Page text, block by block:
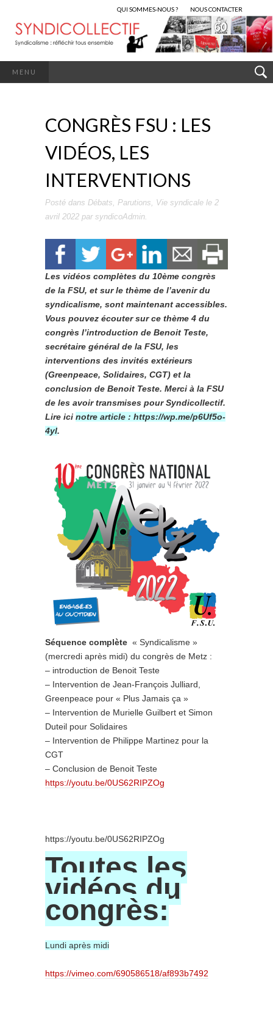
QUI SOMMES-NOUS ? NOUS CONTACTER
MENU
CONGRÈS FSU : LES
VIDÉOS, LES
INTERVENTIONS
Posté dans Débats, Parutions, Vie syndicale le 2
avril 2022 par syndicoAdmin.
Les vidéos complètes du 10ème congrès
de la FSU, et sur le thème de l’avenir du
syndicalisme, sont maintenant accessibles.
Vous pouvez écouter sur ce thème 4 du
congrès l’introduction de Benoit Teste,
secrétaire général de la FSU, les
interventions des invités extérieurs
(Greenpeace, Solidaires, CGT) et la
conclusion de Benoit Teste. Merci à la FSU
de les avoir transmises pour Syndicollectif.
Lire ici notre article : https://wp.me/p6Uf5o-
4yl.
Séquence complète « Syndicalisme »
(mercredi après midi) du congrès de Metz :
– introduction de Benoit Teste
– Intervention de Jean-François Julliard,
Greenpeace pour « Plus Jamais ça »
– Intervention de Murielle Guilbert et Simon
Duteil pour Solidaires
– Intervention de Philippe Martinez pour la
CGT
– Conclusion de Benoit Teste
https://youtu.be/0US62RIPZOg
https://youtu.be/0US62RIPZOg
Toutes les
vidéos du
congrès:
Lundi après midi
https://vimeo.com/690586518/af893b7492